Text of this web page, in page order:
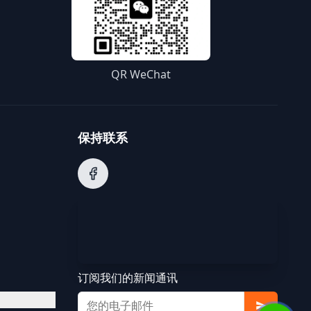
QR WeChat
保持联系
订阅我们的新闻通讯